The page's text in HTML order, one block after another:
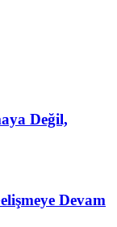
Değil,
Devam